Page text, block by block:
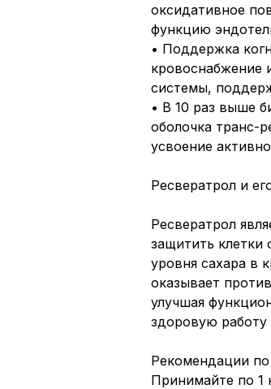
оксидативное
функцию
• Поддержка
кровоснабжение
системы,
• В 10 раз выше
оболочка транс-
усвоение
Ресвератрол и
Ресвератрол
защитить клетки
уровня сахара в
оказывает
улучшая
здоровую работу
Рекомендации
Принимайте по 1